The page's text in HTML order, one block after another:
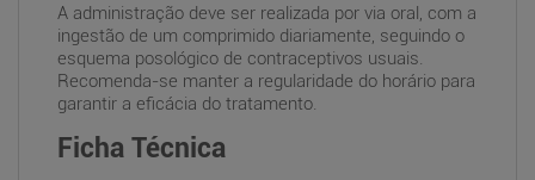
A administração deve ser realizada por via oral, com a
ingestão de um comprimido diariamente, seguindo o
esquema posológico de contraceptivos usuais.
Recomenda-se manter a regularidade do horário para
garantir a eficácia do tratamento.
Ficha Técnica